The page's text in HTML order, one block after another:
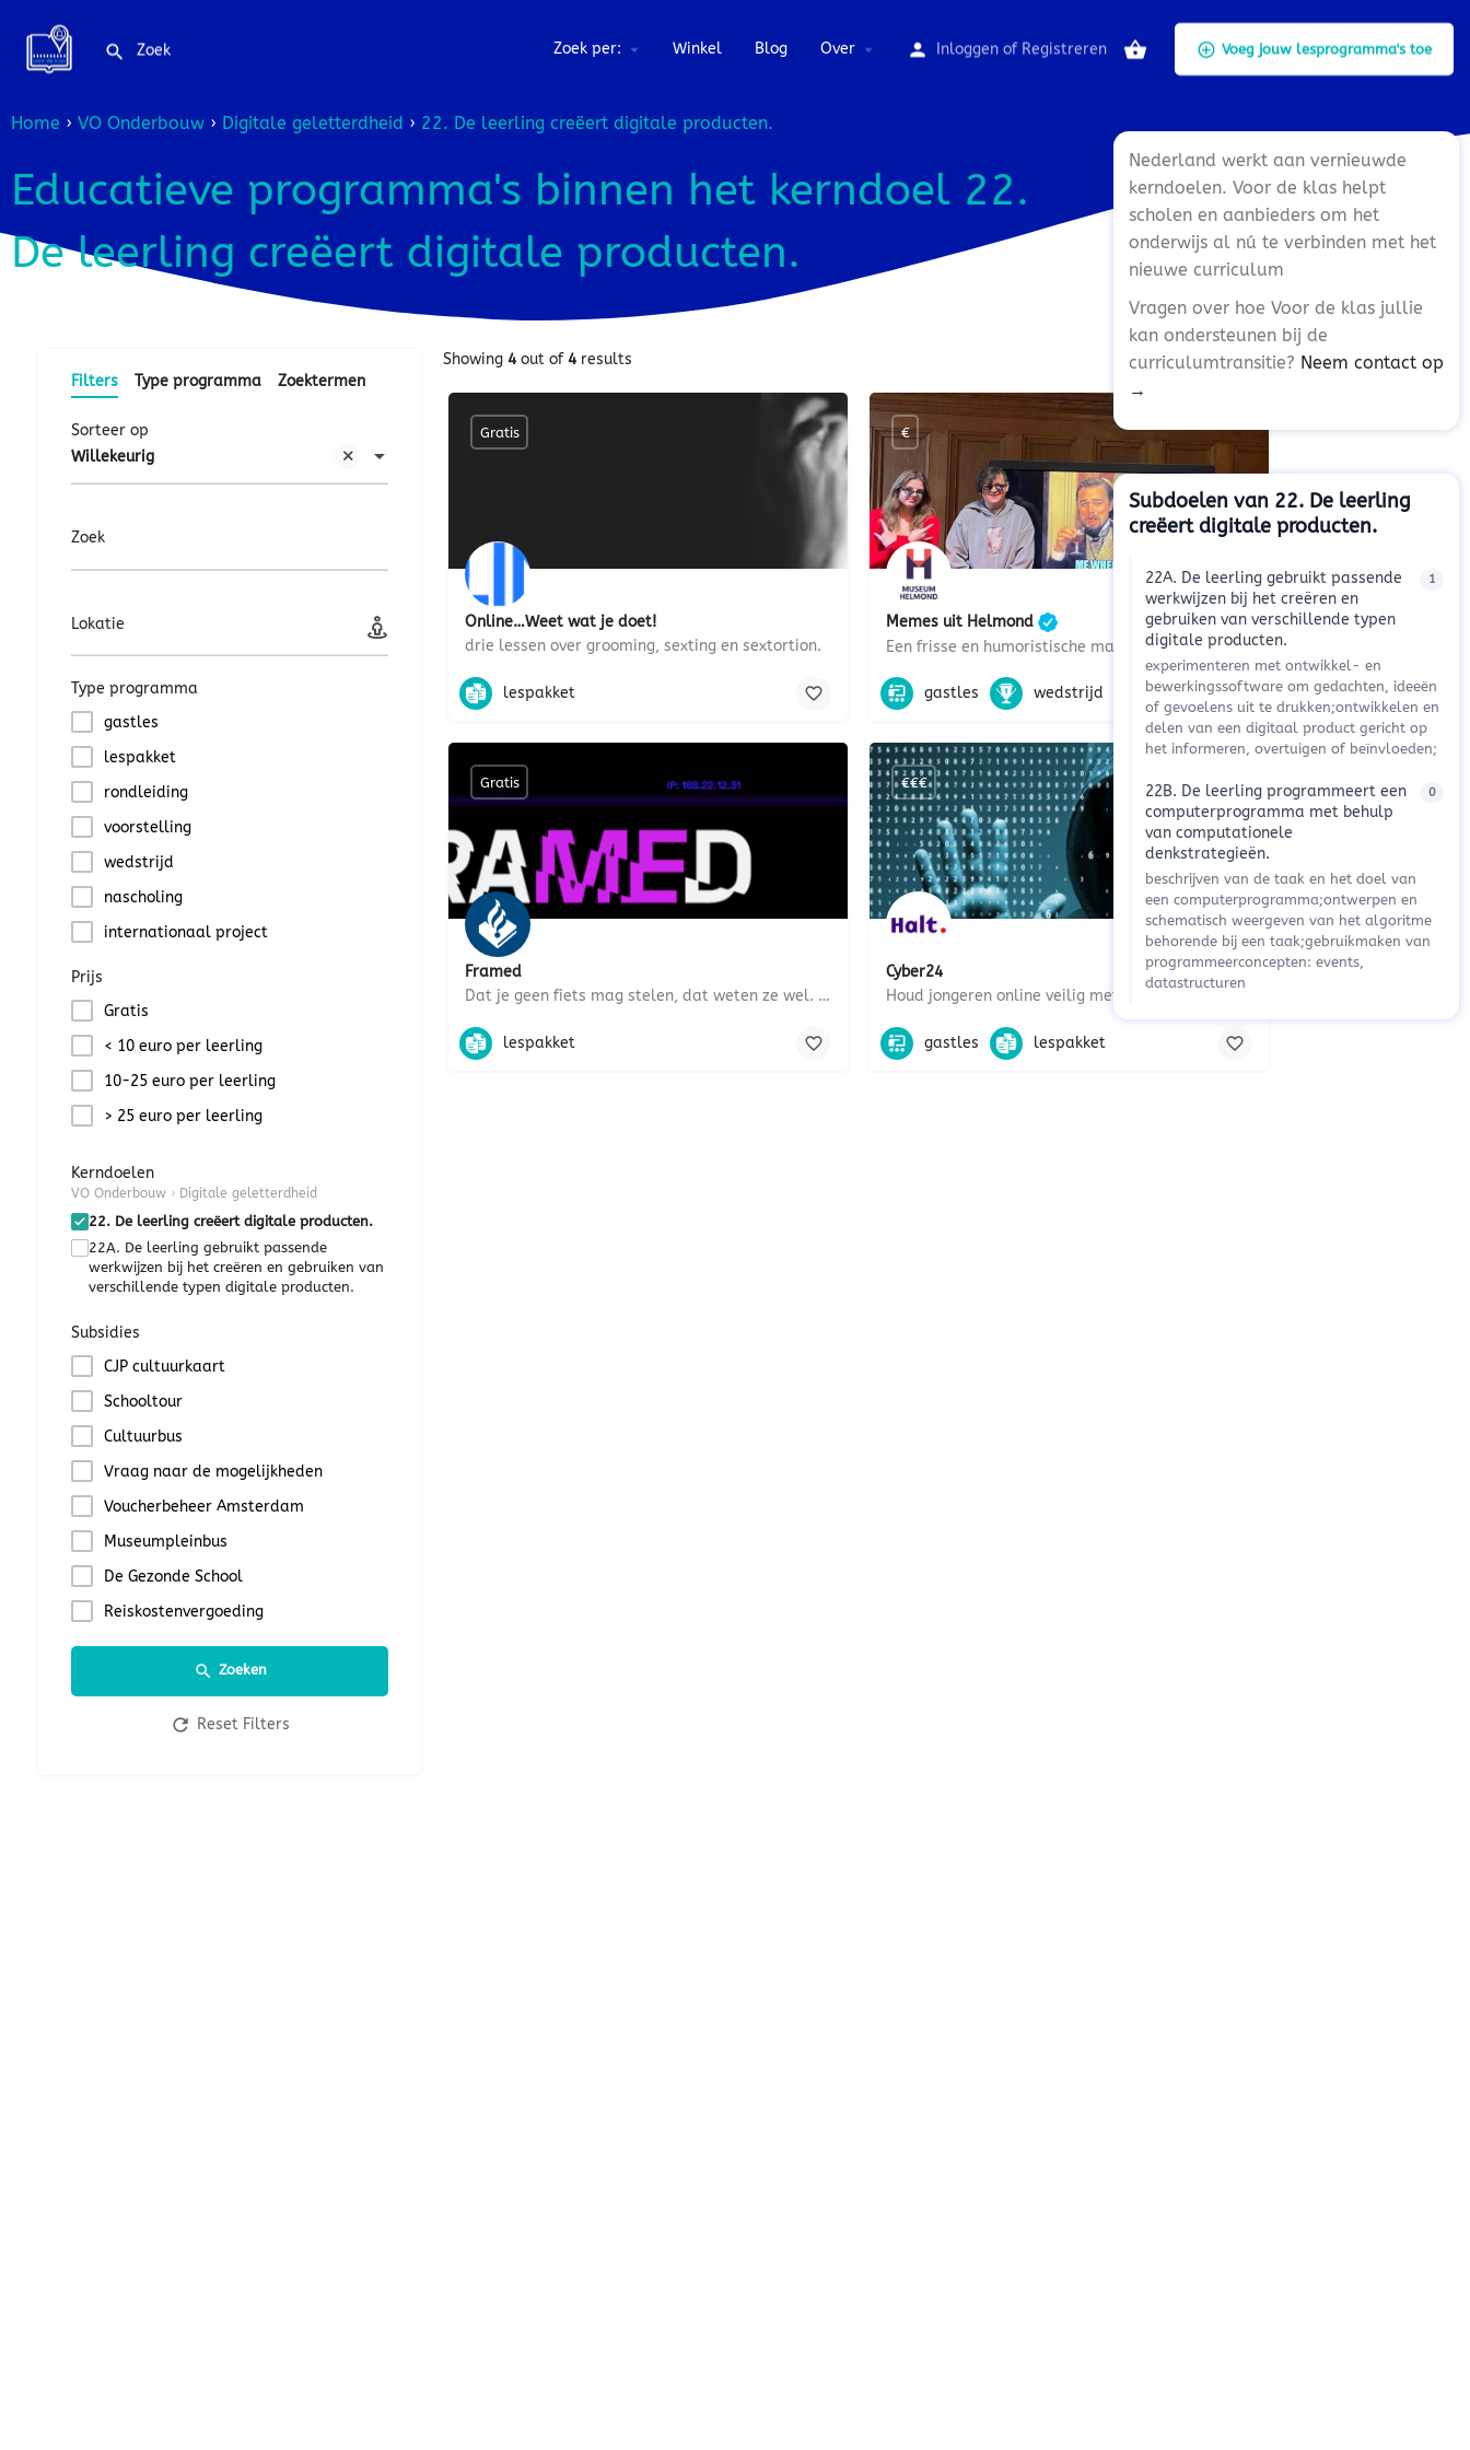
Zoek per: Winkel Blog Over Inloggen of Registreren Voeg jouw lesprogramma's toe
Home › VO Onderbouw › Digitale geletterdheid › 22. De leerling creëert digitale producten.
Educatieve programma's binnen het kerndoel 22.
De leerling creëert digitale producten.
Filters Type programma Zoektermen
Willekeurig
Sorteer op
Zoek
Lokatie
Type programma
gastles
lespakket
rondleiding
voorstelling
wedstrijd
nascholing
internationaal project
Prijs
Gratis
< 10 euro per leerling
10-25 euro per leerling
> 25 euro per leerling
Kerndoelen
VO Onderbouw › Digitale geletterdheid
22. De leerling creëert digitale producten.
22A. De leerling gebruikt passende
werkwijzen bij het creëren en gebruiken van
verschillende typen digitale producten.
Subsidies
CJP cultuurkaart
Schooltour
Cultuurbus
Vraag naar de mogelijkheden
Voucherbeheer Amsterdam
Museumpleinbus
De Gezonde School
Reiskostenvergoeding
Zoeken
Reset Filters
Showing 4 out of4 results
Online…Weet wat je doet!
drie lessen over grooming, sexting en sextortion.
gesprek, mediawijsheid, communiceren, sociale media, mentorles, pesten, seks, 21e eeuwse vaardigheden
Gratis
lespakket
Memes uit Helmond
Een frisse en humoristische manier om naar het verleden en het heden te kijken.
Burgerschap, maatschappijleer
€
gastles wedstrijd
Framed
Dat je geen fiets mag stelen, dat weten ze wel. Maar jongeren hebben vaak geen idee wat er online precies…
Burgerschap, mediawijsheid, ict-geletterdheid, veiligheid, sociale media, mentorles, vriendschap, groepsdruk, politie
Gratis
lespakket
Cyber24
sociale media, mentorles, criminaliteit
€€€
gastles lespakket
Nederland werkt aan vernieuwde
kerndoelen. Voor de klas helpt
scholen en aanbieders om het
onderwijs al nú te verbinden met het
nieuwe curriculum
Vragen over hoe Voor de klas jullie
kan ondersteunen bij de
curriculumtransitie? Neem contact op
→
Subdoelen van 22. De leerling
creëert digitale producten.
22A. De leerling gebruikt passende
werkwijzen bij het creëren en
gebruiken van verschillende typen
digitale producten.
1
experimenteren met ontwikkel- en
bewerkingssoftware om gedachten, ideeën
of gevoelens uit te drukken;ontwikkelen en
delen van een digitaal product gericht op
het informeren, overtuigen of beïnvloeden;
22B. De leerling programmeert een
computerprogramma met behulp
van computationele
denkstrategieën.
0
beschrijven van de taak en het doel van
een computerprogramma;ontwerpen en
schematisch weergeven van het algoritme
behorende bij een taak;gebruikmaken van
programmeerconcepten: events,
datastructuren